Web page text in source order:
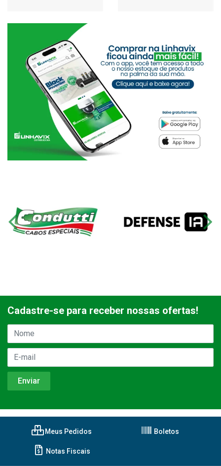
Cadastre-se para receber nossas ofertas!
Meus Pedidos Boletos
Notas Fiscais